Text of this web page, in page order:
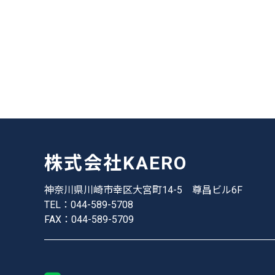
株式会社KAERO
神奈川県川崎市幸区大宮町14-5 尊昌ビル6F
TEL：044-589-5708
FAX：044-589-5709